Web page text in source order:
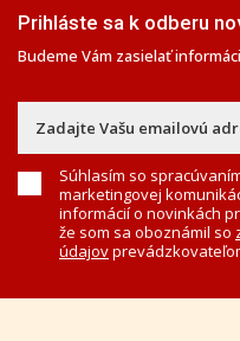
Prihláste sa k odberu
Budeme Vám zasielať
Súhlasím so
marketingovej
informácií o novinkách
že som sa oboznámil so
údajov